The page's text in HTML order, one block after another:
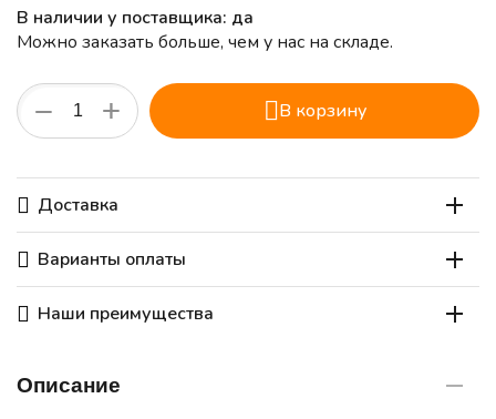
В наличии у поставщика: да
Можно заказать больше, чем у нас на складе.
+
− В корзину
Доставка
Варианты оплаты
Наши преимущества
Описание